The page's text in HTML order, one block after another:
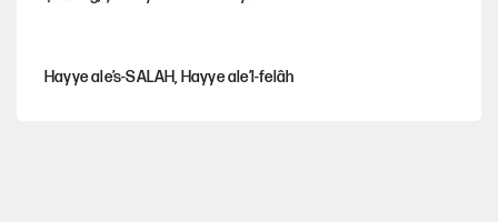
Hayye ale’s-SALAH, Hayye ale’l-felâh